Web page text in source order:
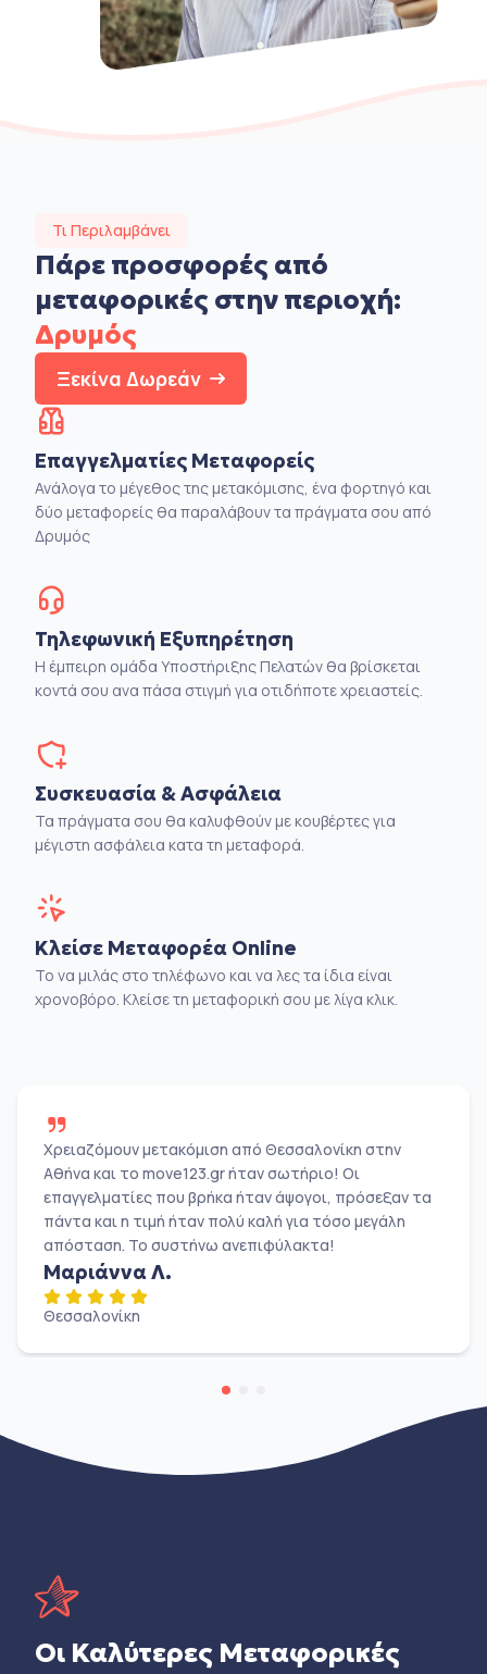
Τι Περιλαμβάνει
Πάρε προσφορές από
μεταφορικές στην περιοχή:
Δρυμός
Ξεκίνα Δωρεάν
Επαγγελματίες Μεταφορείς
Ανάλογα το μέγεθος της μετακόμισης, ένα φορτηγό και
δύο μεταφορείς θα παραλάβουν τα πράγματα σου από
Δρυμός
Τηλεφωνική Εξυπηρέτηση
Η έμπειρη ομάδα Υποστήριξης Πελατών θα βρίσκεται
κοντά σου ανα πάσα στιγμή για οτιδήποτε χρειαστείς.
Συσκευασία & Ασφάλεια
Τα πράγματα σου θα καλυφθούν με κουβέρτες για
μέγιστη ασφάλεια κατα τη μεταφορά.
Κλείσε Μεταφορέα Online
Το να μιλάς στο τηλέφωνο και να λες τα ίδια είναι
χρονοβόρο. Κλείσε τη μεταφορική σου με λίγα κλικ.
Χρειαζόμουν μετακόμιση από Θεσσαλονίκη στην
Αθήνα και το move123.gr ήταν σωτήριο! Οι
επαγγελματίες που βρήκα ήταν άψογοι, πρόσεξαν τα
πάντα και η τιμή ήταν πολύ καλή για τόσο μεγάλη
απόσταση. Το συστήνω ανεπιφύλακτα!
Μαριάννα Λ.
Θεσσαλονίκη
Οι Καλύτερες Μεταφορικές